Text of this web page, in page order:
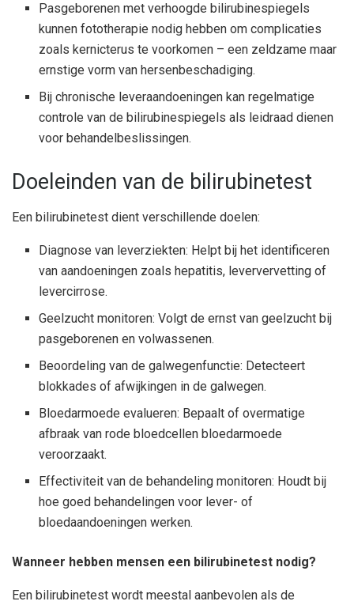
Pasgeborenen met verhoogde bilirubinespiegels
kunnen fototherapie nodig hebben om complicaties
zoals kernicterus te voorkomen – een zeldzame maar
ernstige vorm van hersenbeschadiging.
Bij chronische leveraandoeningen kan regelmatige
controle van de bilirubinespiegels als leidraad dienen
voor behandelbeslissingen.
Doeleinden van de bilirubinetest
Een bilirubinetest dient verschillende doelen:
Diagnose van leverziekten: Helpt bij het identificeren
van aandoeningen zoals hepatitis, leververvetting of
levercirrose.
Geelzucht monitoren: Volgt de ernst van geelzucht bij
pasgeborenen en volwassenen.
Beoordeling van de galwegenfunctie: Detecteert
blokkades of afwijkingen in de galwegen.
Bloedarmoede evalueren: Bepaalt of overmatige
afbraak van rode bloedcellen bloedarmoede
veroorzaakt.
Effectiviteit van de behandeling monitoren: Houdt bij
hoe goed behandelingen voor lever- of
bloedaandoeningen werken.
Wanneer hebben mensen een bilirubinetest nodig?
Een bilirubinetest wordt meestal aanbevolen als de